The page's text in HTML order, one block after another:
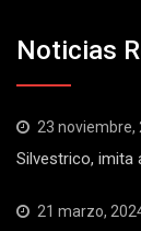
Noticias
23 noviembre,
Silvestrico, imita
21 marzo,